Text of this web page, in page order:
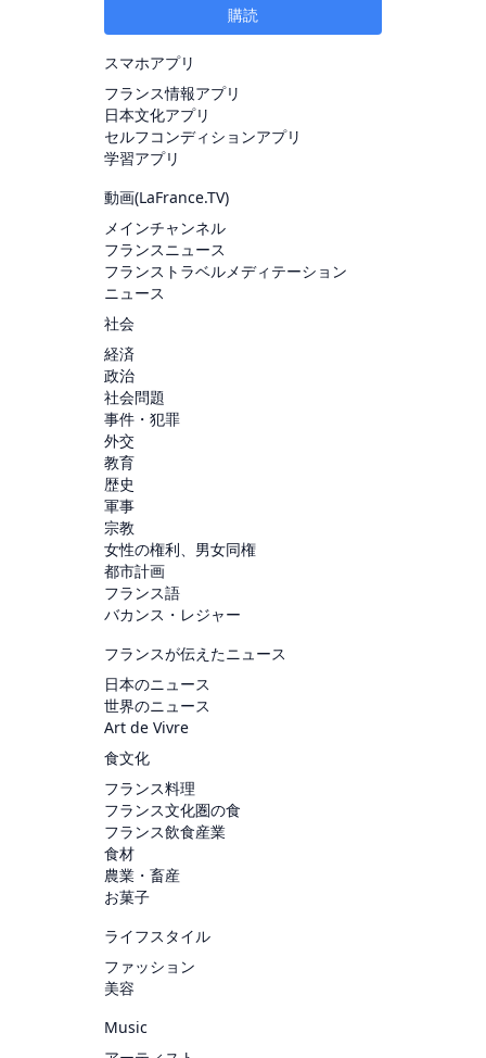
購読
スマホアプリ
フランス情報アプリ
日本文化アプリ
セルフコンディションアプリ
学習アプリ
動画(LaFrance.TV)
メインチャンネル
フランスニュース
フランストラベルメディテーション
ニュース
社会
経済
政治
社会問題
事件・犯罪
外交
教育
歴史
軍事
宗教
女性の権利、男女同権
都市計画
フランス語
バカンス・レジャー
フランスが伝えたニュース
日本のニュース
世界のニュース
Art de Vivre
食文化
フランス料理
フランス文化圏の食
フランス飲食産業
食材
農業・畜産
お菓子
ライフスタイル
ファッション
美容
Music